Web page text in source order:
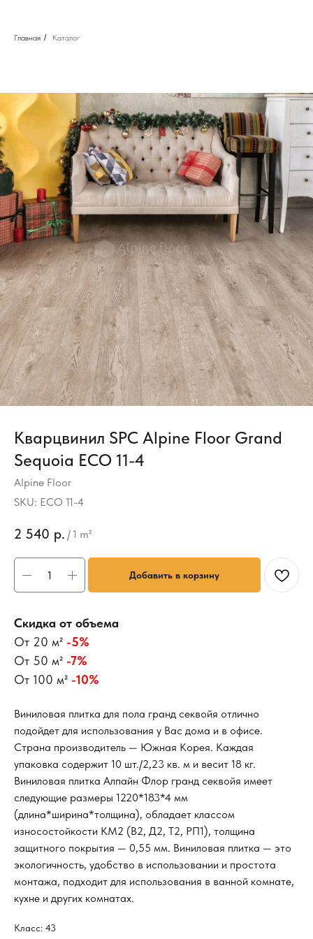
Главная / Каталог
Кварцвинил SPC Alpine Floor Grand
Sequoia ECO 11-4
Alpine Floor
SKU: ECO 11-4
2 540 р. /1 m²
Добавить в корзину
Скидка от объема
От 20 м² -5%
От 50 м² -7%
От 100 м² -10%
Виниловая плитка для пола гранд секвойя отлично
подойдет для использования у Вас дома и в офисе.
Страна производитель — Южная Корея. Каждая
упаковка содержит 10 шт./2,23 кв. м и весит 18 кг.
Виниловая плитка Алпайн Флор гранд секвойя имеет
следующие размеры 1220*183*4 мм
(длина*ширина*толщина), обладает классом
износостойкости КМ2 (В2, Д2, Т2, РП1), толщина
защитного покрытия — 0,55 мм. Виниловая плитка — это
экологичность, удобство в использовании и простота
монтажа, подходит для использования в ванной комнате,
кухне и других комнатах.
Класс: 43